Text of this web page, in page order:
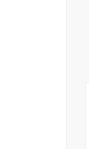
사
얻
"(…)
사
그